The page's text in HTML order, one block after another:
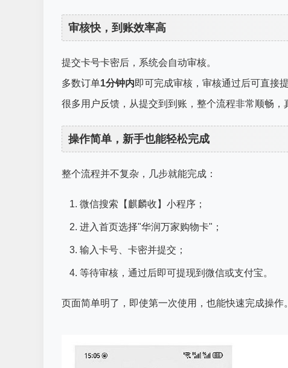
审核快，到账效率高
提交卡号卡密后，系统会自动审核。
多数订单1分钟内即可完成审核，审核通过后可直接
很多用户反馈，从提交到到账，整个流程非常顺畅，
操作简单，新手也能轻松完成
整个流程并不复杂，几步就能完成：
微信搜索【麒麟收】小程序；
进入首页选择"华润万家购物卡"；
输入卡号、卡密并提交；
等待审核，通过后即可提现到微信或支付宝。
页面简单明了，即使第一次使用，也能快速完成操作。